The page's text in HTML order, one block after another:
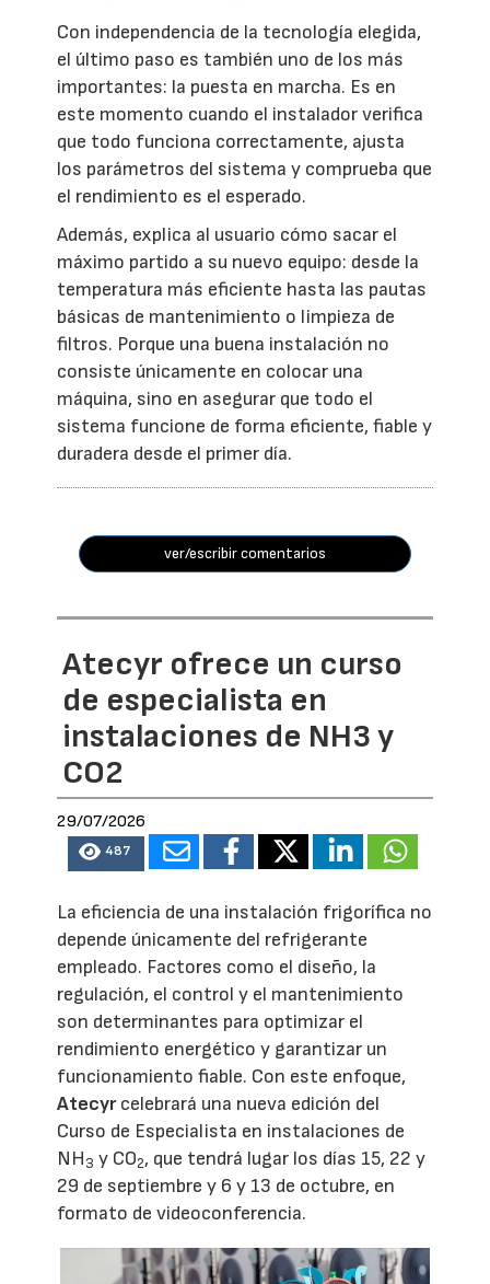
Con independencia de la tecnología elegida,
el último paso es también uno de los más
importantes: la puesta en marcha. Es en
este momento cuando el instalador verifica
que todo funciona correctamente, ajusta
los parámetros del sistema y comprueba que
el rendimiento es el esperado.
Además, explica al usuario cómo sacar el
máximo partido a su nuevo equipo: desde la
temperatura más eficiente hasta las pautas
básicas de mantenimiento o limpieza de
filtros. Porque una buena instalación no
consiste únicamente en colocar una
máquina, sino en asegurar que todo el
sistema funcione de forma eficiente, fiable y
duradera desde el primer día.
ver/escribir comentarios
Atecyr ofrece un curso
de especialista en
instalaciones de NH3 y
CO2
29/07/2026
487
La eficiencia de una instalación frigorífica no
depende únicamente del refrigerante
empleado. Factores como el diseño, la
regulación, el control y el mantenimiento
son determinantes para optimizar el
rendimiento energético y garantizar un
funcionamiento fiable. Con este enfoque,
Atecyrcelebrará una nueva edición del
Curso de Especialista en instalaciones de
NH3 y CO2, que tendrá lugar los días 15, 22 y
29 de septiembre y 6 y 13 de octubre, en
formato de videoconferencia.